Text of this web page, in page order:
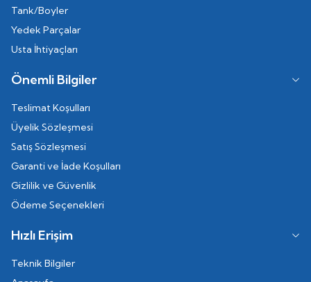
Tank/Boyler
Yedek Parçalar
Usta İhtiyaçları
Önemli Bilgiler
Teslimat Koşulları
Üyelik Sözleşmesi
Satış Sözleşmesi
Garanti ve İade Koşulları
Gizlilik ve Güvenlik
Ödeme Seçenekleri
Hızlı Erişim
Teknik Bilgiler